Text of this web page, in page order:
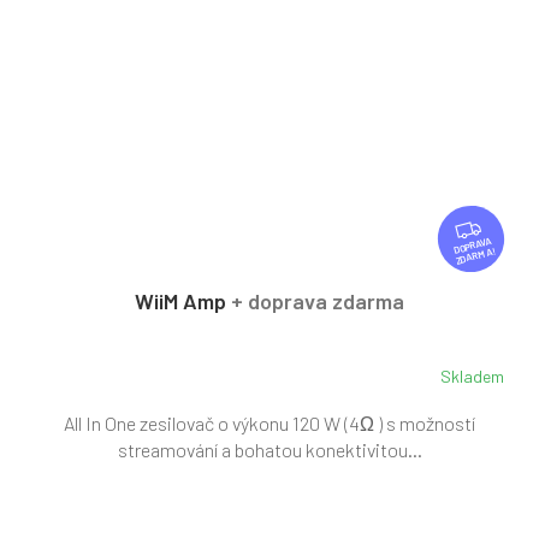
Z
D
A
ZDARMA
WiiM Amp + doprava zdarma
Skladem
All In One zesilovač o výkonu 120 W (4Ω ) s možností
streamování a bohatou konektivitou...